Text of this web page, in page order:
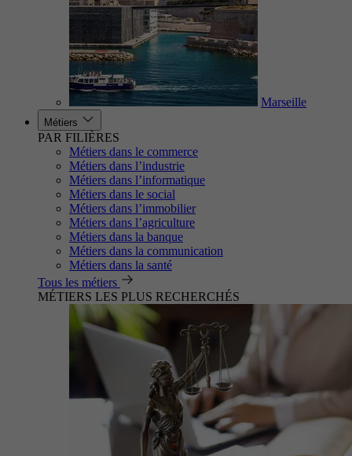
Marseille
Métiers
PAR FILIÈRES
Métiers dans le commerce
Métiers dans l’industrie
Métiers dans l’informatique
Métiers dans le social
Métiers dans l’immobilier
Métiers dans l’agriculture
Métiers dans la banque
Métiers dans la communication
Métiers dans la santé
Tous les métiers
MÉTIERS LES PLUS RECHERCHÉS